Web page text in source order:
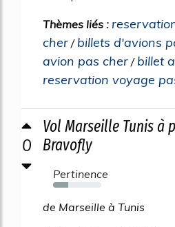
Thèmes liés :
cher / billets d'avions
avion pas cher / billet
reservation voyage
0
Vol Marseille Tunis à
Bravofly
Pertinence
32%
de Marseille à Tunis